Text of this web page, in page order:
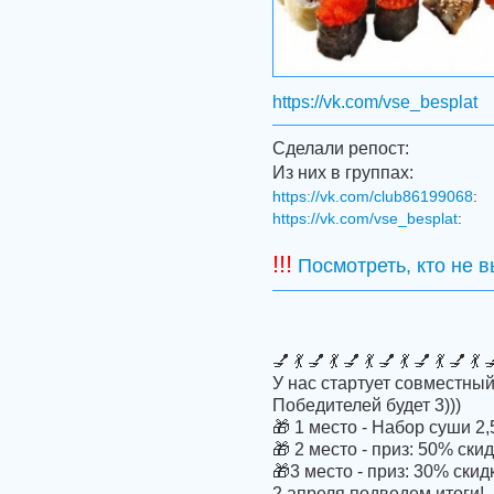
https://vk.com/vse_besplat
Сделали репост:
Из них в группах:
https://vk.com/club86199068:
https://vk.com/vse_besplat:
!!! Посмотреть, кто не
💅 💃 💅 💃 💅 💃 💅 💃 💅 💃 💅 💃
У нас стартует
Победителей будет 3)))
🎁 1 место - Набор суши
🎁 2 место - приз: 50%
🎁3 место - приз: 30%